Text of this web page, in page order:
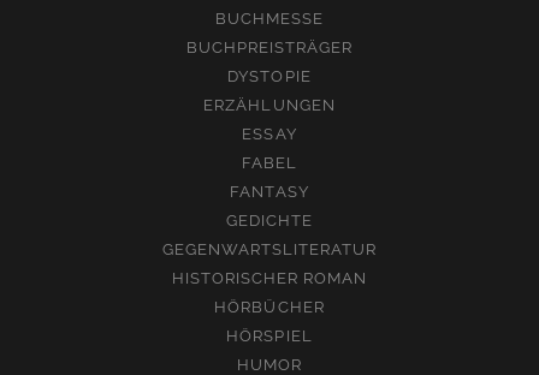
BUCHMESSE
BUCHPREISTRÄGER
DYSTOPIE
ERZÄHLUNGEN
ESSAY
FABEL
FANTASY
GEDICHTE
GEGENWARTSLITERATUR
HISTORISCHER ROMAN
HÖRBÜCHER
HÖRSPIEL
HUMOR